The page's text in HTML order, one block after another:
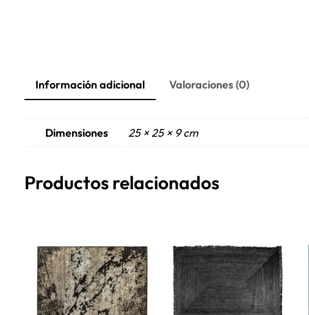
Información adicional Valoraciones (0)
Dimensiones 25 × 25 × 9 cm
Productos relacionados